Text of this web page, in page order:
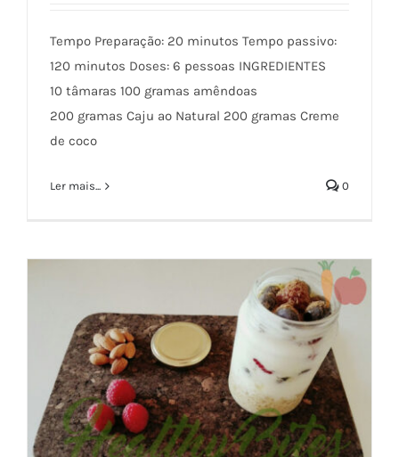
Tempo Preparação: 20 minutos Tempo passivo:
120 minutos Doses: 6 pessoas INGREDIENTES
10 tâmaras⁣⁣ 100 gramas amêndoas⁣
200 gramas Caju ao Natural⁣ 200 gramas Creme
de coco⁣
Ler mais... 0